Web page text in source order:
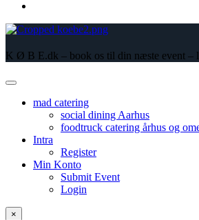
K Ø B E.dk – book os til din næste event –
mad catering
social dining Aarhus
foodtruck catering århus og
Intra
Register
Min Konto
Submit Event
Login
×